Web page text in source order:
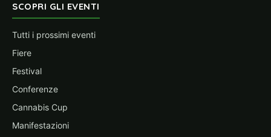
SCOPRI GLI EVENTI
Tutti i prossimi eventi
Fiere
Festival
Conferenze
Cannabis Cup
Manifestazioni